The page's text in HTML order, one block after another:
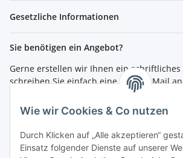
Gesetzliche Informationen
Sie benötigen ein Angebot?
Gerne erstellen wir Ihnen ein schriftliches
schreiben Sie einfach eine kurze E-Mail an
Bestellen per Fax oder Tel:
Tel.: 0261 / 50089561
Fax: 0261 / 50089555
Wie wir Cookies & Co nutzen
Durch Klicken auf „Alle akzeptieren“
Einsatz folgender Dienste auf unserer